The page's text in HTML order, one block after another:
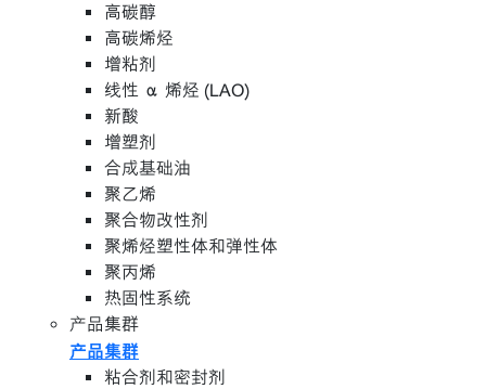
高碳醇
高碳烯烃
增粘剂
线性 α 烯烃 (LAO)
新酸
增塑剂
合成基础油
聚乙烯
聚合物改性剂
聚烯烃塑性体和弹性体
聚丙烯
热固性系统
产品集群
产品集群
粘合剂和密封剂